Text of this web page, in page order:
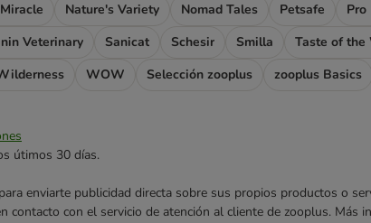
Nature's Variety Nomad Tales Petsafe Pro
Veterinary
Sanicat Schesir Smilla Taste of
WOW Selección zooplus zooplus Basics
útimos 30 días.
enviarte publicidad directa sobre sus propios productos o
con el servicio de atención al cliente de zooplus. Más